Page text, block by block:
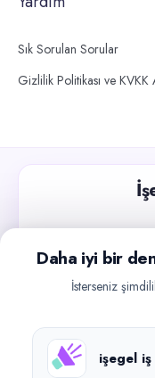
Sık Sorulan Sorular
Gizlilik Politikası ve KVKK
Güncel iş
Daha iyi bir
İsterseniz
işegel iş